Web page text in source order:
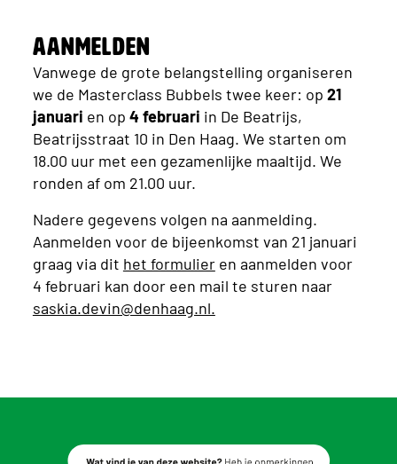
Aanmelden
Vanwege de grote belangstelling organiseren
we de Masterclass Bubbels twee keer: op 21
januari en op 4 februari in De Beatrijs,
Beatrijsstraat 10 in Den Haag. We starten om
18.00 uur met een gezamenlijke maaltijd. We
ronden af om 21.00 uur.
Nadere gegevens volgen na aanmelding.
Aanmelden voor de bijeenkomst van 21 januari
graag via dit het formulieren aanmelden voor
4 februari kan door een mail te sturen naar
saskia.devin@denhaag.nl.